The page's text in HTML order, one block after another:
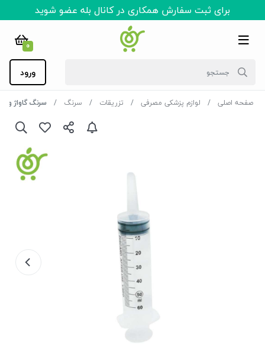
برای ثبت سفارش همکاری در کانال بله عضو شوید
0
ورود
صفحه اصلی لوازم پزشکی مصرفی تزریقات سرنگ سرنگ گاواژ ورید (60